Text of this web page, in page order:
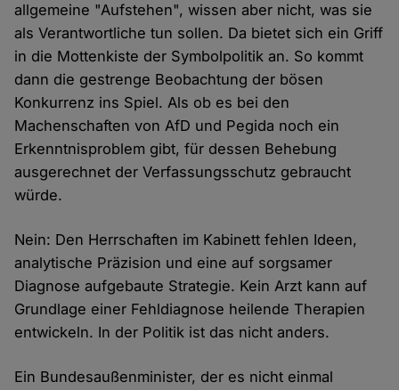
allgemeine "Aufstehen", wissen aber nicht, was sie
als Verantwortliche tun sollen. Da bietet sich ein Griff
in die Mottenkiste der Symbolpolitik an. So kommt
dann die gestrenge Beobachtung der bösen
Konkurrenz ins Spiel. Als ob es bei den
Machenschaften von AfD und Pegida noch ein
Erkenntnisproblem gibt, für dessen Behebung
ausgerechnet der Verfassungsschutz gebraucht
würde.
Nein: Den Herrschaften im Kabinett fehlen Ideen,
analytische Präzision und eine auf sorgsamer
Diagnose aufgebaute Strategie. Kein Arzt kann auf
Grundlage einer Fehldiagnose heilende Therapien
entwickeln. In der Politik ist das nicht anders.
Ein Bundesaußenminister, der es nicht einmal